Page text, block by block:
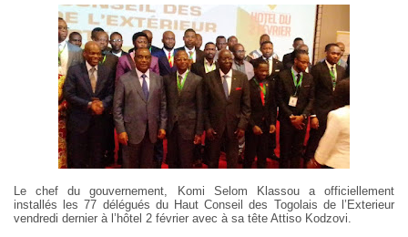
Le chef du gouvernement, Komi Selom Klassou a officiellement
installés les 77 délégués du Haut Conseil des Togolais de l’Exterieur
vendredi dernier à l’hôtel 2 février avec à sa tête Attiso Kodzovi.